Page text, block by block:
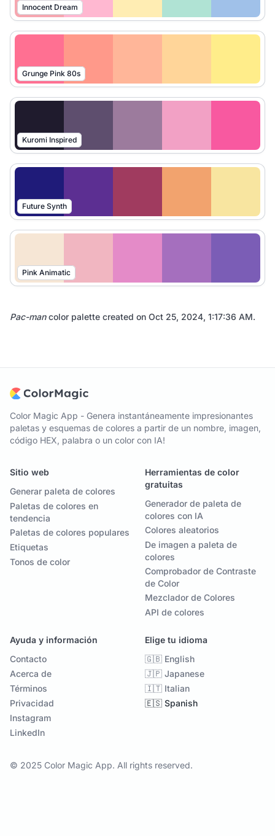
Innocent Dream
Grunge Pink 80s
Kuromi Inspired
Future Synth
Pink Animatic
Pac-mancolor palette created on Oct 25, 2024, 1:17:36 AM.
Color Magic App - Genera instantáneamente impresionantes
paletas y esquemas de colores a partir de un nombre, imagen,
código HEX, palabra o un color con IA!
Sitio web
Generar paleta de colores
Paletas de colores en
tendencia
Paletas de colores populares
Etiquetas
Tonos de color
Herramientas de color
gratuitas
Generador de paleta de
colores con IA
Colores aleatorios
De imagen a paleta de
colores
Comprobador de Contraste
de Color
Mezclador de Colores
API de colores
Ayuda y información
Contacto
Acerca de
Términos
Privacidad
Instagram
LinkedIn
Elige tu idioma
🇬🇧 English
🇯🇵 Japanese
🇮🇹 Italian
🇪🇸 Spanish
© 2025 Color Magic App. All rights reserved.